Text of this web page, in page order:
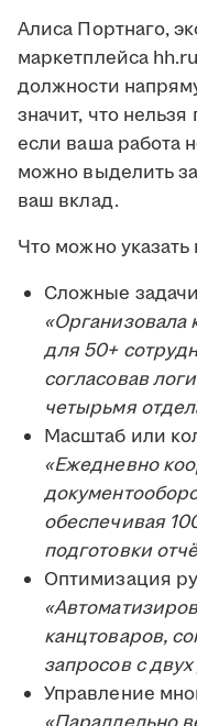
Алиса Портнаго,
маркетплейса
должности
значит, что
если ваша работа
можно выделить
ваш вклад.
Что можно указать
Сложные
«Организовала
для 50+
согласовав
четырьмя
Масштаб или
«Ежедневно
обеспечивая
подготовки
Оптимизация
канцтоваров,
запросов с
Управление